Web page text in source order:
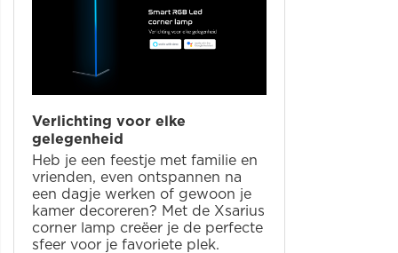
Verlichting voor elke
gelegenheid
Heb je een feestje met familie en
vrienden, even ontspannen na
een dagje werken of gewoon je
kamer decoreren? Met de Xsarius
corner lamp creëer je de perfecte
sfeer voor je favoriete plek.